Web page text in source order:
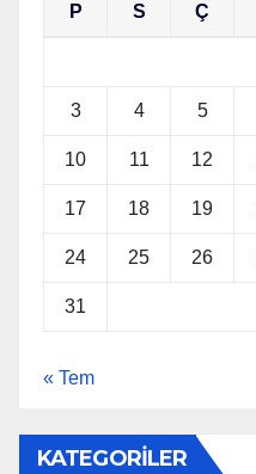
P S Ç
3 4 5
10 11 12
17 18 19
24 25 26
31
« Tem
KATEGORİLER